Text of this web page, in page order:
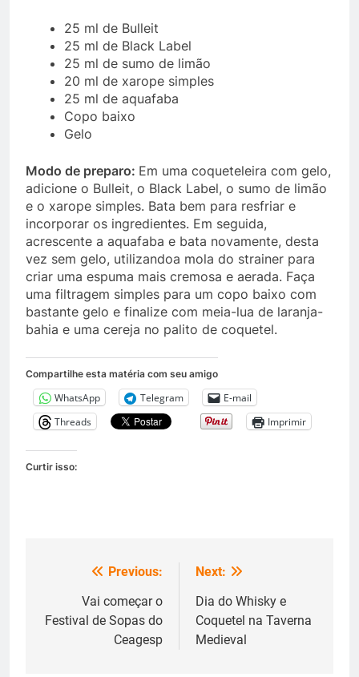
25 ml de Bulleit
25 ml de Black Label
25 ml de sumo de limão
20 ml de xarope simples
25 ml de aquafaba
Copo baixo
Gelo
Modo de preparo: Em uma coqueteleira com gelo,
adicione o Bulleit, o Black Label, o sumo de limão
e o xarope simples. Bata bem para resfriar e
incorporar os ingredientes. Em seguida,
acrescente a aquafaba e bata novamente, desta
vez sem gelo, utilizandoa mola do strainer para
criar uma espuma mais cremosa e aerada. Faça
uma filtragem simples para um copo baixo com
bastante gelo e finalize com meia-lua de laranja-
bahia e uma cereja no palito de coquetel.
Compartilhe esta matéria com seu amigo
WhatsApp Telegram
E-mail
Threads
Imprimir
Curtir isso:
Navegação
Previous:
Vai começar o
Festival de Sopas do
Ceagesp
Next:
Dia do Whisky e
Coquetel na Taverna
Medieval